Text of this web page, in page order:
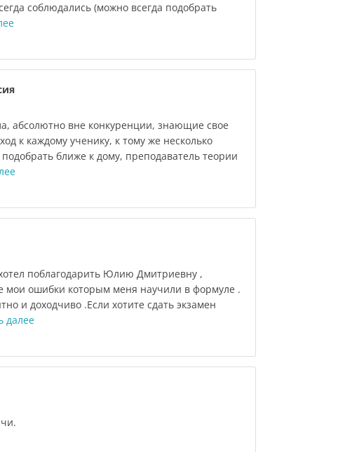
соблюдались (можно всегда подобрать
абсолютно вне конкуренции, знающие свое
к каждому ученику, к тому же несколько
ближе к дому, преподаватель теории
поблагодарить Юлию Дмитриевну ,
мои ошибки которым меня научили в формуле .
и доходчиво .Если хотите сдать экзамен
далее